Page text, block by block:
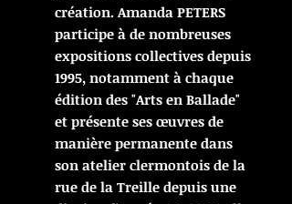
création. Amanda PETERS
participe à de nombreuses
expositions collectives depuis
1995, notamment à chaque
édition des "Arts en Ballade"
et présente ses œuvres de
manière permanente dans
son atelier clermontois de la
rue de la Treille depuis une